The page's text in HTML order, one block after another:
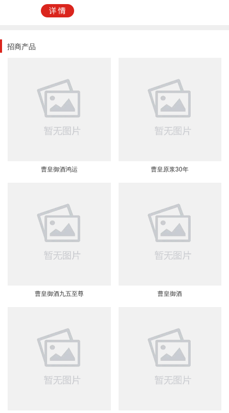
奏》中说：[臣县故令南阳郭芝，有九酿春酒法。用曲二十斤，流
水五石，腊月二日渍曲，正月解冻，用好稻米，漉去曲渣，
米、豌豆为主要原料。以[曹皇御酒]独特的酿造方法加以酿造，窖
香浓郁，口味丰满，入口绵甜干洌，纯正。相信品牌的力量，相
信曹皇御酒曹皇御酒，酝酿幸福的新派徽酒2011年，曹皇御酒以
精准的定位，崭新的形象、稳定的品质和创新的口感，为广大经
销商创造了全新的财富良机！曹皇御酒，以“中低档价位，高档形
招商产品
曹皇御酒鸿运 曹皇原浆30年
曹皇御酒九五至尊 曹皇御酒